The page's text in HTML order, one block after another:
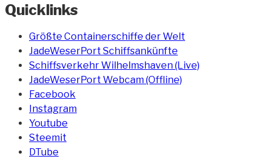
Quicklinks
Größte Containerschiffe der Welt
JadeWeserPort Schiffsankünfte
Schiffsverkehr Wilhelmshaven (Live)
JadeWeserPort Webcam (Offline)
Facebook
Instagram
Youtube
Steemit
DTube